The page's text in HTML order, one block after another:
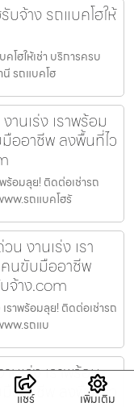
บจ้าง รถแบคโฮให้
โฮให้เช่า บริการครบ
นี รถแบคโฮ
นเร่ง เราพร้อม
ออาชีพ ลงพื้นที่ไว
ร้อมลุย! ติดต่อเช่ารถ
รถแบคโฮรั
งานเร่ง เรา
นขับมืออาชีพ
จ้าง.com
ราพร้อมลุย! ติดต่อเช่ารถ
รถแบ
เร่ง เราพร้อม
ออาชีพ ลงพื้นที่ไว
แชร์ เพิ่มเติม